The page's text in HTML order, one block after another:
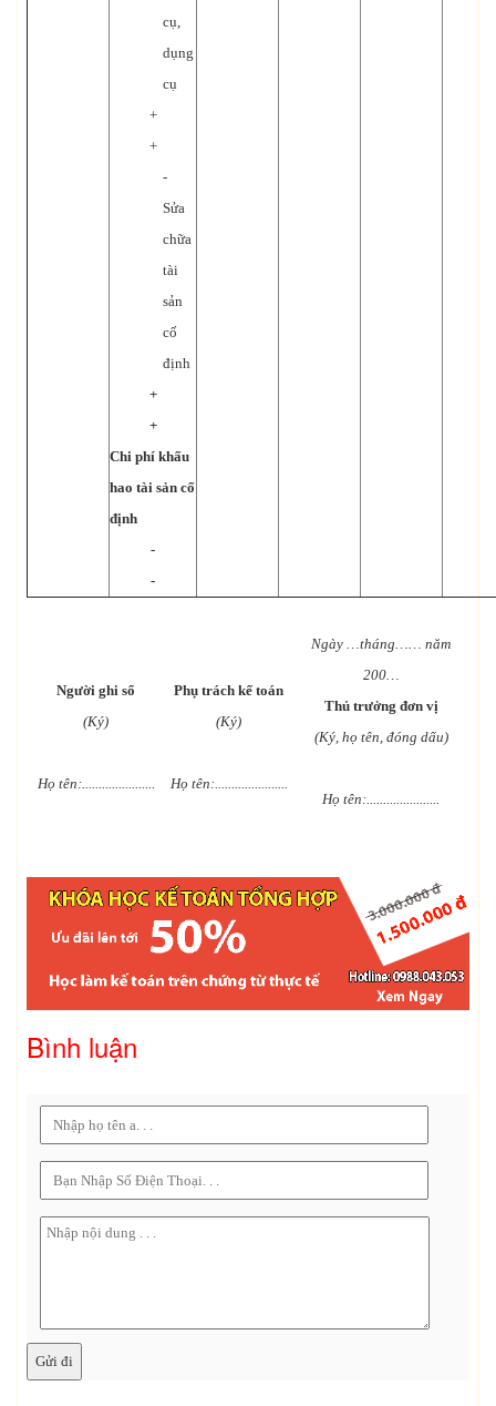
cụ,
dụng
cụ
+
+
-
Sửa
chữa
tài
sản
cố
định
+
+
Chi phí khấu
hao tài sản cố
định
-
-
Người ghi sổ
(Ký)
Họ tên:......................
Phụ trách kế toán
(Ký)
Họ tên:......................
Ngày …tháng…… năm
200…
Thủ trưởng đơn vị
(Ký, họ tên, đóng dấu)
Họ tên:......................
Bình luận